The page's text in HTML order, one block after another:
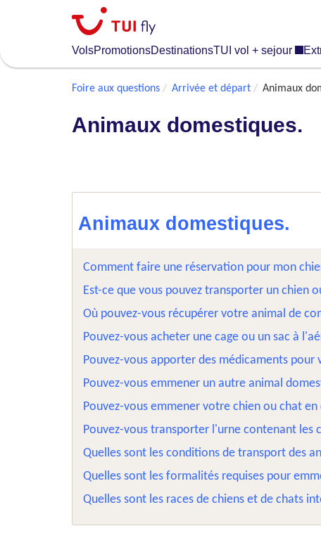
content
VolsPromotionsDestinationsTUI vol + sejour
Foire aux questions Arrivée et départ Animaux
Animaux domestiques.
Animaux domestiques.
Comment faire une réservation pour mon
Est-ce que vous pouvez transporter un chien
Où pouvez-vous récupérer votre animal de
Pouvez-vous acheter une cage ou un sac à
Pouvez-vous apporter des médicaments pour
Pouvez-vous emmener un autre animal
Pouvez-vous emmener votre chien ou chat en
Pouvez-vous transporter l'urne contenant les
Quelles sont les conditions de transport des
Quelles sont les formalités requises pour
Quelles sont les races de chiens et de chats